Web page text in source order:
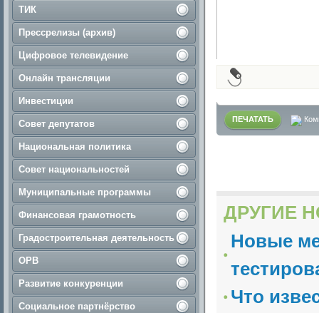
ТИК
Прессрелизы (архив)
Цифровое телевидение
Онлайн трансляции
Инвестиции
Совет депутатов
Национальная политика
Совет национальностей
Муниципальные программы
Финансовая грамотность
Градостроительная деятельность
ОРВ
Развитие конкуренции
Социальное партнёрство
ПЕЧАТАТЬ
ДРУГИЕ
Новые
Что